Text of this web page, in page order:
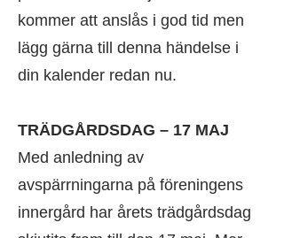
kommer att anslås i god tid men
lägg gärna till denna händelse i
din kalender redan nu.
TRÄDGÅRDSDAG – 17 MAJ
Med anledning av
avspärrningarna på föreningens
innergård har årets trädgårdsdag